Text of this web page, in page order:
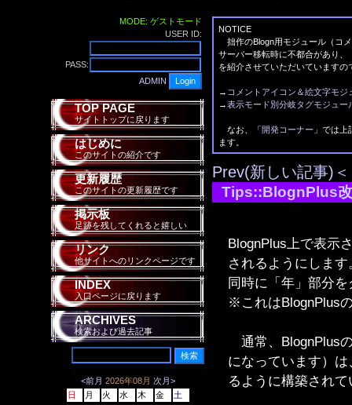
MODE: ゲストモード
USER ID:
PASS:
ADMIN
TOP PAGE
サイトトップに戻ります
はじめに
このサイトの紹介です
更新履歴
このサイトの更新履歴です
掲示板
足跡を残してくれると嬉しい
リンク
他サイトへのリンクページです
INDEX
入口ページに戻ります
ARCHIVES
検索および過去記事
<前月 2026年08月 次月>
日
月 火 水 木 金
土
NOTICE
拙作のBlogn用モジュール（コ
サーバー移転時に不都合があり
を紹介させていただいていますの
→ コメントアイコン＆絵文字モジ
→表示モード別分岐タグモジュー
なお、「開発コーナー 」では
ます。
Prev(新しい記事)＜
Tips::BlognPlus
BlognPlus上で表示
されるようにします
同時に「年」部分
※これはBlognPlus
通常、BlognPlus
になっています）
るように構築され